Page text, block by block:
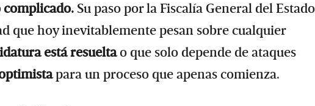
complicado. Su paso por la Fiscalía General del
que hoy inevitablemente pesan sobre cualquier
está resueltao que solo depende de ataques
para un proceso que apenas comienza.